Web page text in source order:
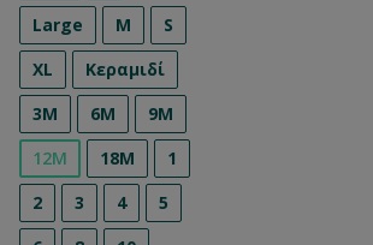
Large
M
S
XL
Κεραμιδί
3M
6M
9M
12M
18M
1
2
3 4
5